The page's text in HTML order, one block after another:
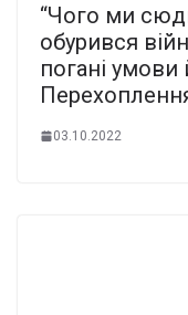
“Чого ми
обурився
погані
03.10.2022